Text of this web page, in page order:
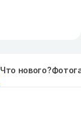
Что нового?